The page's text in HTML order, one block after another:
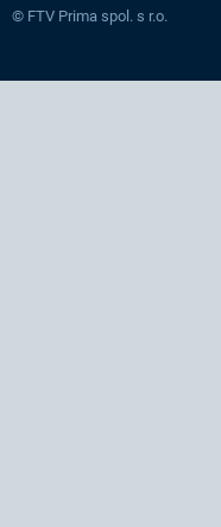
© FTV Prima spol. s r.o.